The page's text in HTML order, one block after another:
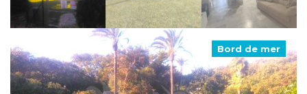
Bord de mer